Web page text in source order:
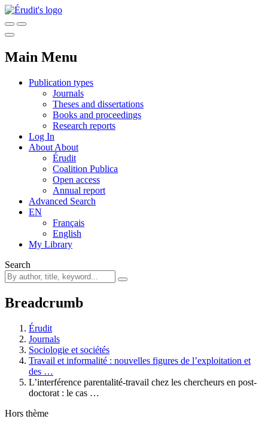
Main Menu
Publication types
Journals
Theses and dissertations
Books and proceedings
Research reports
Log In
About About
Érudit
Coalition Publica
Open access
Annual report
Advanced Search
EN
Français
English
My Library
Search
Breadcrumb
Érudit
Journals
Sociologie et sociétés
Travail et informalité : nouvelles figures de l’exploitation et
des …
L’interférence parentalité-travail chez les chercheurs en post-
doctorat : le cas …
Hors thème